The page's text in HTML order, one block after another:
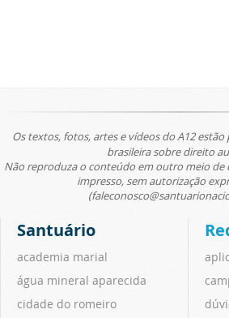
Os textos, fotos, artes e vídeos do A12
brasileira sobre direito
Não reproduza o conteúdo em outro meio de
impresso, sem autorização
Santuário
academia marial
água mineral aparecida
cidade do romeiro